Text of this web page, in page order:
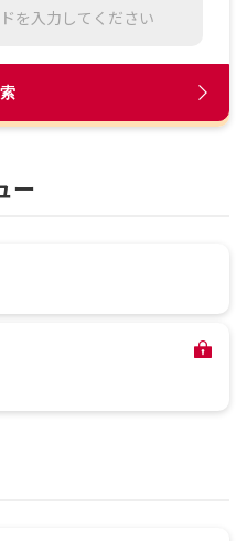
サポートサイトの使い方
ー